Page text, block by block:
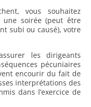
vous souhaitez
soirée (peut être
subi ou causé), votre
les dirigeants
pécuniaires
encourir du fait de
interprétations des
dans l’exercice de